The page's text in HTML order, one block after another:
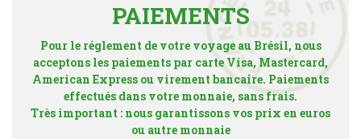
PAIEMENTS
Pour le réglement de votre voyage au Brésil, nous
acceptons les paiements par carte Visa, Mastercard,
American Express ou virement bancaire. Paiements
effectués dans votre monnaie, sans frais.
Très important : nous garantissons vos prix en euros
ou autre monnaie